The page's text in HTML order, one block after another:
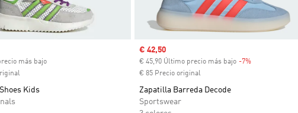
más bajo
Kids
Precio de venta
€ 42,50
€ 45,90 Último precio más bajo -7%
€ 85 Precio original
Zapatilla Barreda Decode
Sportswear